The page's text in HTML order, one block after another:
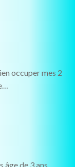
occuper mes 2
de 3 ans.